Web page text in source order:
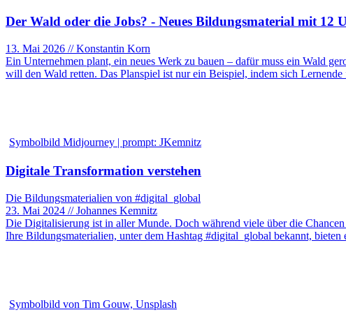
Der Wald oder die Jobs? - Neues Bildungsmaterial mit
13. Mai 2026 // Konstantin Korn
Ein Unternehmen plant, ein neues Werk zu bauen – dafür muss ein Wald
will den Wald retten. Das Planspiel ist nur ein Beispiel, indem sich
Symbolbild Midjourney | prompt: JKemnitz
Digitale Transformation verstehen
Die Bildungsmaterialien von #digital_global
23. Mai 2024 // Johannes Kemnitz
Die Digitalisierung ist in aller Munde. Doch während viele über die
Ihre Bildungsmaterialien, unter dem Hashtag #digital_global bekannt,
Symbolbild von Tim Gouw, Unsplash